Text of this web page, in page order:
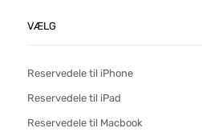
VÆLG
Reservedele til iPhone
Reservedele til iPad
Reservedele til Macbook